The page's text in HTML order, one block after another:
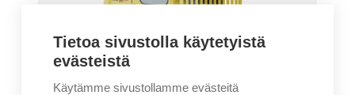
Tietoa sivustolla käytetyistä
evästeistä
Käytämme sivustollamme evästeitä